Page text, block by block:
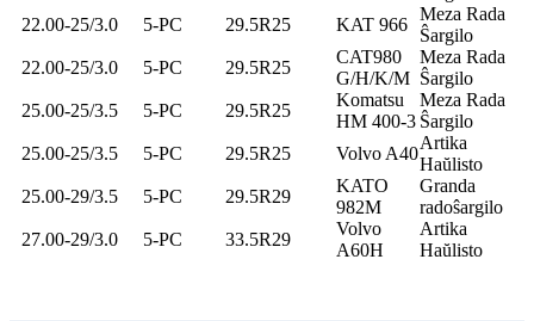
22.00-25/3.0
5-PC 29.5R25 KAT 966
Meza Rada
Ŝargilo
22.00-25/3.0
5-PC 29.5R25
CAT980
G/H/K/M
Meza Rada
Ŝargilo
25.00-25/3.5
5-PC 29.5R25
Komatsu
HM 400-3
Meza Rada
Ŝargilo
25.00-25/3.5
5-PC 29.5R25 Volvo A40
Artika
Haŭlisto
25.00-29/3.5
5-PC 29.5R29
KATO
982M
Granda
radoŝargilo
27.00-29/3.0
5-PC 33.5R29
Volvo
A60H
Artika
Haŭlisto